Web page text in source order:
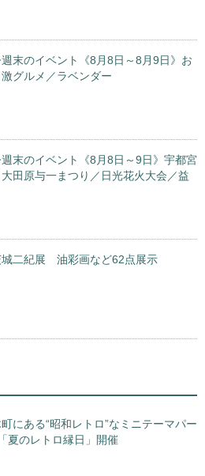
末のイベント《8月8日～8月9日》お
グルメ／ラベンダー
末のイベント《8月8日～9日》宇都宮
田原与一まつり／日光花火大会／益
城二紀展 油彩画など62点展示
にある“昭和レトロ”なミニテーマパー
のレトロ縁日」開催